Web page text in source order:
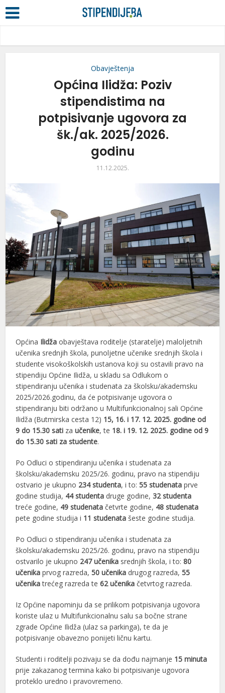
Obavještenja
Općina Ilidža: Poziv
stipendistima na
potpisivanje ugovora za
šk./ak. 2025/2026.
godinu
11.12.2025.
Općina Ilidža obavještava roditelje (staratelje) maloljetnih
učenika srednjih škola, punoljetne učenike srednjih škola i
studente visokoškolskih ustanova koji su ostavili pravo na
stipendiju Općine Ilidža, u skladu sa Odlukom o
stipendiranju učenika i studenata za školsku/akademsku
2025/2026.godinu, da će potpisivanje ugovora o
stipendiranju biti održano u Multifunkcionalnoj sali Općine
Ilidža (Butmirska cesta 12) 15, 16. i 17. 12. 2025. godine od
9 do 15.30 sati zaučenike, te 18. i 19. 12. 2025. godine od 9
do 15.30 sati za studente.
Po Odluci o stipendiranju učenika i studenata za
školsku/akademsku 2025/26. godinu, pravo na stipendiju
ostvario je ukupno 234 studenta, i to:55 studenata prve
godine studija, 44 studenta druge godine,32 studenta
treće godine, 49 studenata četvrte godine, 48 studenata
pete godine studija i 11 studenata šeste godine studija.
Po Odluci o stipendiranju učenika i studenata za
školsku/akademsku 2025/26. godinu, pravo na stipendiju
ostvarilo je ukupno 247 učenika srednjih škola, i to: 80
učenika prvog razreda,50 učenika drugog razreda,55
učenikatrećeg razreda te62 učenika četvrtog razreda.
Iz Općine napominju da se prilikom potpisivanja ugovora
koriste ulaz u Multifunkcionalnu salu sa bočne strane
zgrade Općine Ilidža (ulaz sa parkinga), te da je
potpisivanje obavezno ponijeti ličnu kartu.
Studenti i roditelji pozivaju se da dođu najmanje 15 minuta
prije zakazanog termina kako bi potpisivanje ugovora
proteklo uredno i pravovremeno.